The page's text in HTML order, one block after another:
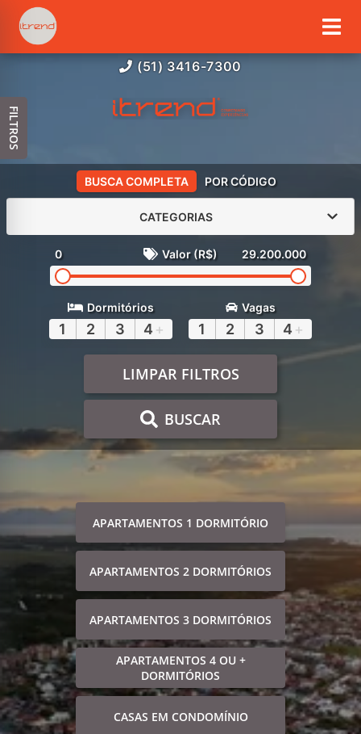
(51) 3416-7300
BUSCA COMPLETA POR CÓDIGO
CATEGORIAS
0 Valor (R$) 29.200.000
Dormitórios
1 2 3 4 +
Vagas
1 2 3 4 +
LIMPAR FILTROS
BUSCAR
APARTAMENTOS 1 DORMITÓRIO
APARTAMENTOS 2 DORMITÓRIOS
APARTAMENTOS 3 DORMITÓRIOS
APARTAMENTOS 4 OU +
DORMITÓRIOS
CASAS EM CONDOMÍNIO
FILTROS